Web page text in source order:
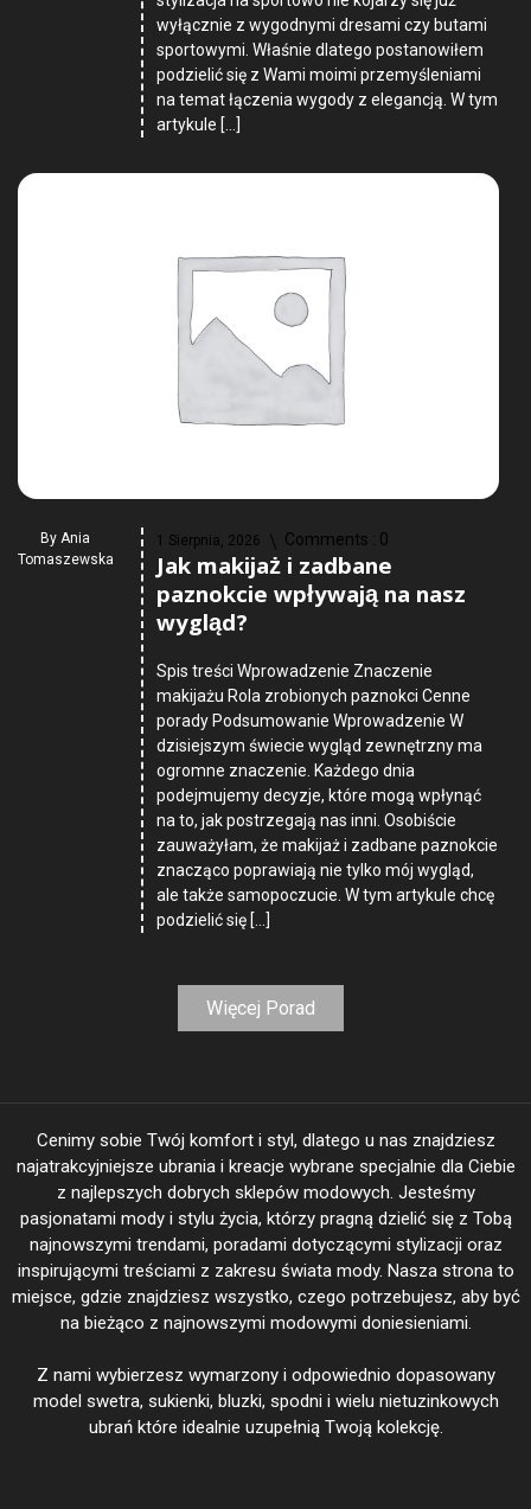
wyłącznie z wygodnymi dresami czy butami
sportowymi. Właśnie dlatego postanowiłem
podzielić się z Wami moimi przemyśleniami
na temat łączenia wygody z elegancją. W tym
artykule […]
By Ania
Tomaszewska
1 Sierpnia, 2026 Comments : 0
Jak makijaż i zadbane
paznokcie wpływają na nasz
wygląd?
Spis treści Wprowadzenie Znaczenie
makijażu Rola zrobionych paznokci Cenne
porady Podsumowanie Wprowadzenie W
dzisiejszym świecie wygląd zewnętrzny ma
ogromne znaczenie. Każdego dnia
podejmujemy decyzje, które mogą wpłynąć
na to, jak postrzegają nas inni. Osobiście
zauważyłam, że makijaż i zadbane paznokcie
znacząco poprawiają nie tylko mój wygląd,
ale także samopoczucie. W tym artykule chcę
podzielić się […]
Więcej Porad
Cenimy sobie Twój komfort i styl, dlatego u nas znajdziesz
najatrakcyjniejsze ubrania i kreacje wybrane specjalnie dla Ciebie
z najlepszych dobrych sklepów modowych. Jesteśmy
pasjonatami mody i stylu życia, którzy pragną dzielić się z Tobą
najnowszymi trendami, poradami dotyczącymi stylizacji oraz
inspirującymi treściami z zakresu świata mody. Nasza strona to
miejsce, gdzie znajdziesz wszystko, czego potrzebujesz, aby być
na bieżąco z najnowszymi modowymi doniesieniami.
Z nami wybierzesz wymarzony i odpowiednio dopasowany
model swetra, sukienki, bluzki, spodni i wielu nietuzinkowych
ubrań które idealnie uzupełnią Twoją kolekcję.